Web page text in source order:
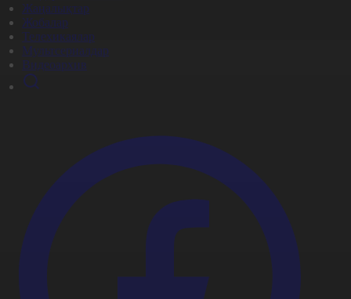
Жаңалықтар
Жобалар
Телехикаялар
Мультсериалдар
Видеоархив